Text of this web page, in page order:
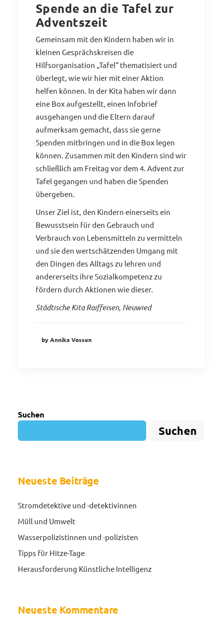
Spende an die Tafel zur
Adventszeit
Gemeinsam mit den Kindern haben wir in
kleinen Gesprächskreisen die
Hilfsorganisation „Tafel“ thematisiert und
überlegt, wie wir hier mit einer Aktion
helfen können. In der Kita haben wir dann
eine Box aufgestellt, einen Infobrief
ausgehangen und die Eltern darauf
aufmerksam gemacht, dass sie gerne
Spenden mitbringen und in die Box legen
können. Zusammen mit den Kindern sind wir
schließlich am Freitag vor dem 4. Advent zur
Tafel gegangen und haben die Spenden
übergeben.
Unser Ziel ist, den Kindern einerseits ein
Bewusstsein für den Gebrauch und
Verbrauch von Lebensmitteln zu vermitteln
und sie den wertschätzenden Umgang mit
den Dingen des Alltags zu lehren und
andererseits ihre Sozialkompetenz zu
fördern durch Aktionen wie dieser.
Städtische Kita Raiffeisen, Neuwied
by Annika Vossen
Suchen
Suchen
Neueste Beiträge
Stromdetektive und -detektivinnen
Müll und Umwelt
Wasserpolizistinnen und -polizisten
Tipps für Hitze-Tage
Herausforderung Künstliche Intelligenz
Neueste Kommentare